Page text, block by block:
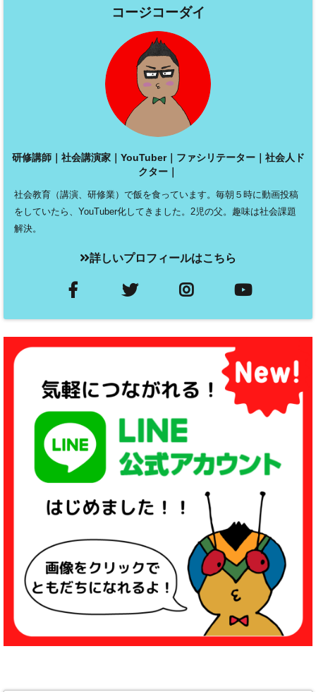
コージコーダイ
研修講師｜社会講演家｜YouTuber｜ファシリテーター｜社会人ド
クター｜
社会教育（講演、研修業）で飯を食っています。毎朝５時に動画投稿
をしていたら、YouTuber化してきました。2児の父。趣味は社会課題
解決。
詳しいプロフィールはこちら